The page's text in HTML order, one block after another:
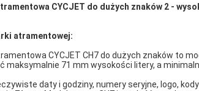
CYCJET do dużych znaków 2 -
atramentowej:
CYCJET CH7 do dużych znaków to
maksymalnie 71 mm wysokości litery, a
daty i godziny, numery seryjne, logo,